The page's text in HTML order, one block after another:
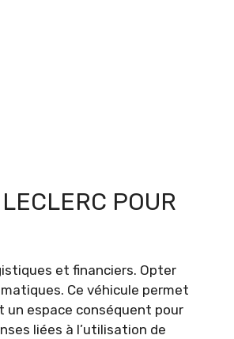
POUR
et financiers. Opter
Ce véhicule permet
un espace conséquent pour
liées à l’utilisation de